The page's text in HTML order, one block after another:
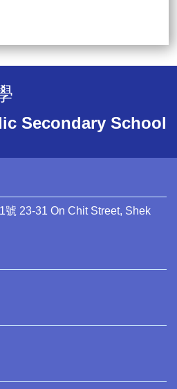
Secondary School
號 23-31 On Chit Street, Shek